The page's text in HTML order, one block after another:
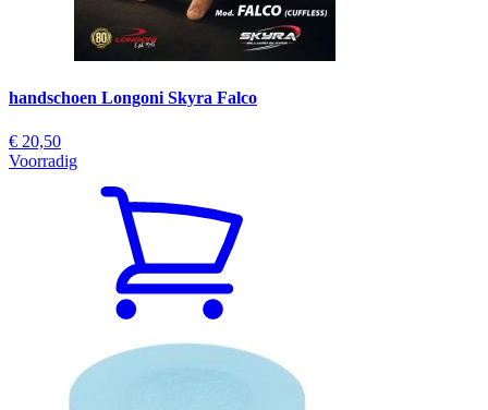
handschoen Longoni Skyra Falco
€ 20,50
Voorradig